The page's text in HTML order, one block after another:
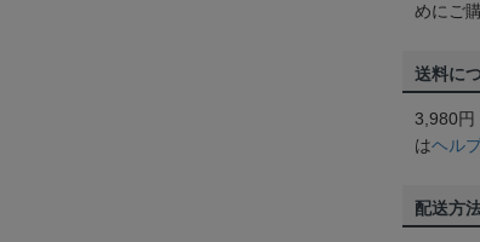
めにご
送料に
3,980円
はヘル
配送方